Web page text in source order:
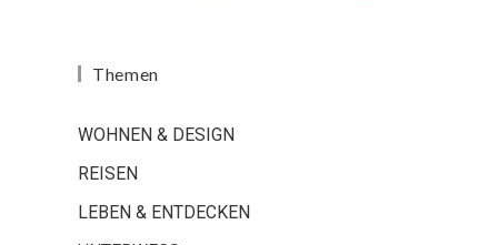
Themen
WOHNEN & DESIGN
REISEN
LEBEN & ENTDECKEN